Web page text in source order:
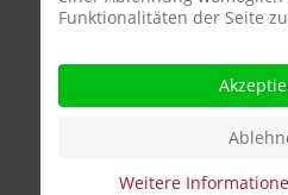
64.90 EUR
Funktionalitäten der Seite
Weitere